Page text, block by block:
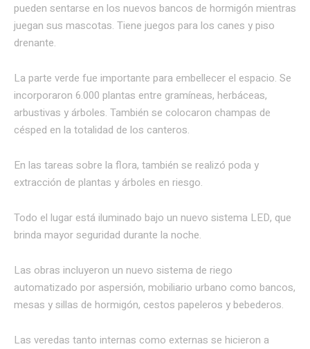
pueden sentarse en los nuevos bancos de hormigón mientras
juegan sus mascotas. Tiene juegos para los canes y piso
drenante.
La parte verde fue importante para embellecer el espacio. Se
incorporaron 6.000 plantas entre gramíneas, herbáceas,
arbustivas y árboles. También se colocaron champas de
césped en la totalidad de los canteros.
En las tareas sobre la flora, también se realizó poda y
extracción de plantas y árboles en riesgo.
Todo el lugar está iluminado bajo un nuevo sistema LED, que
brinda mayor seguridad durante la noche.
Las obras incluyeron un nuevo sistema de riego
automatizado por aspersión, mobiliario urbano como bancos,
mesas y sillas de hormigón, cestos papeleros y bebederos.
Las veredas tanto internas como externas se hicieron a